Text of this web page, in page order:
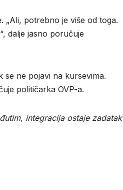
„Ali, potrebno je više od toga.
dalje jasno poručuje
se ne pojavi na kursevima.
političarka ÖVP-a.
integracija ostaje zadatak